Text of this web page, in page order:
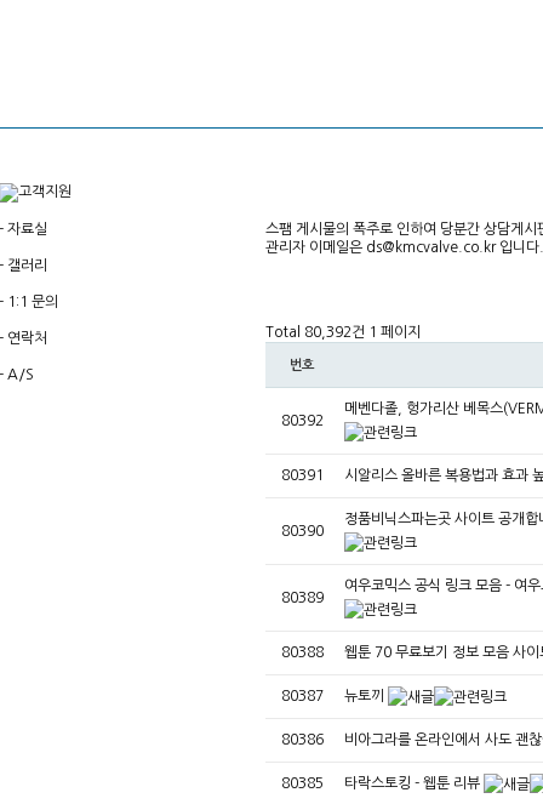
- 자료실
- 갤러리
- 1:1 문의
- 연락처
- A/S
스팸 게시물의 폭주로 인하여 당분간 상담게
관리자 이메일은 ds@kmcvalve.co.kr입니
Total 80,392건 1 페이지
번호
80392
메벤다졸, 헝가리산 베목스
80391 시알리스 올바른 복용법과 효과
80390
정품비닉스파는곳 사이트 공개
80389
여우코믹스 공식 링크 모음 - 여
80388 웹툰 70 무료보기 정보 모음 사
80387 뉴토끼
80386 비아그라를 온라인에서 사도 괜
80385 타락스토킹 - 웹툰 리뷰